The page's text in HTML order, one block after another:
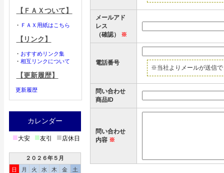
【ＦＡＸついて】
・ ＦＡＸ用紙はこちら
【リンク】
・ おすすめリンク集
・ 相互リンクについて
【更新履歴】
更新履歴
カレンダー
■大安 ■友引 ■店休日
２０２６年５月
日
月 火 水 木 金
土
メールアド
レス
（確認）
※
電話番号
※当社よりメールが送信
問い合わせ
商品ID
問い合わせ
内容※